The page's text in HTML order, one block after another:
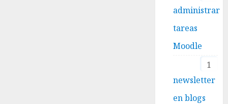
administrar
tareas
Moodle
1
newsletter
en blogs